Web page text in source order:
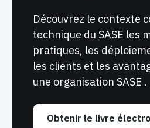
Découvrez le contexte
technique du SASE les
pratiques, les
les clients et les
une organisation SASE .
Obtenir le livre